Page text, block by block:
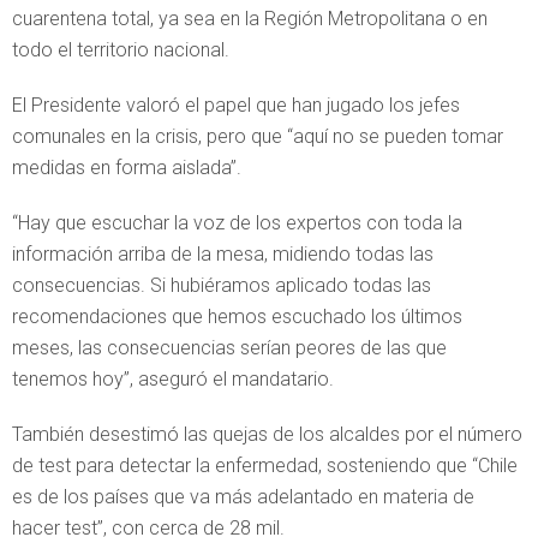
cuarentena total, ya sea en la Región Metropolitana o en
todo el territorio nacional.
El Presidente valoró el papel que han jugado los jefes
comunales en la crisis, pero que “aquí no se pueden tomar
medidas en forma aislada”.
“Hay que escuchar la voz de los expertos con toda la
información arriba de la mesa, midiendo todas las
consecuencias. Si hubiéramos aplicado todas las
recomendaciones que hemos escuchado los últimos
meses, las consecuencias serían peores de las que
tenemos hoy”, aseguró el mandatario.
También desestimó las quejas de los alcaldes por el número
de test para detectar la enfermedad, sosteniendo que “Chile
es de los países que va más adelantado en materia de
hacer test”, con cerca de 28 mil.